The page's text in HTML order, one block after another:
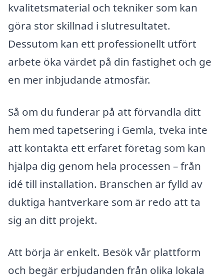
kvalitetsmaterial och tekniker som kan
göra stor skillnad i slutresultatet.
Dessutom kan ett professionellt utfört
arbete öka värdet på din fastighet och ge
en mer inbjudande atmosfär.
Så om du funderar på att förvandla ditt
hem med tapetsering i Gemla, tveka inte
att kontakta ett erfaret företag som kan
hjälpa dig genom hela processen – från
idé till installation. Branschen är fylld av
duktiga hantverkare som är redo att ta
sig an ditt projekt.
Att börja är enkelt. Besök vår plattform
och begär erbjudanden från olika lokala